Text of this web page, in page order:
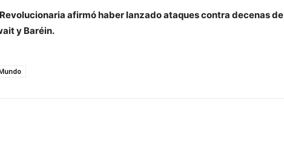
afirmó haber lanzado ataques contra decenas de
y Baréin.